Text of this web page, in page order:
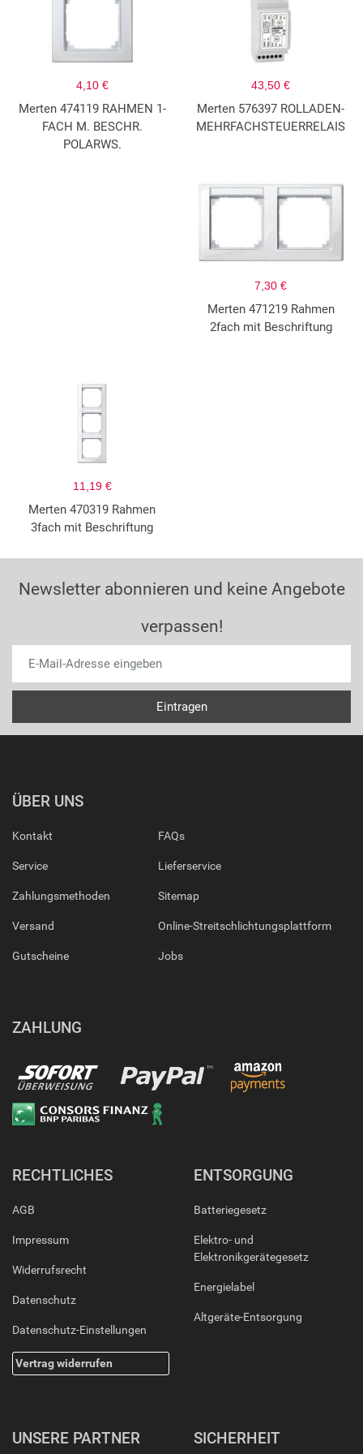
4,10 €
Merten 474119 RAHMEN 1-
FACH M. BESCHR.
POLARWS.
43,50 €
Merten 576397 ROLLADEN-
MEHRFACHSTEUERRELAIS
7,30 €
Merten 471219 Rahmen
2fach mit Beschriftung
11,19 €
Merten 470319 Rahmen
3fach mit Beschriftung
Newsletter abonnieren und keine Angebote
verpassen!
ÜBER UNS
Kontakt
Service
Zahlungsmethoden
Versand
Gutscheine
FAQs
Lieferservice
Sitemap
Online-Streitschlichtungsplattform
Jobs
ZAHLUNG
RECHTLICHES
AGB
Impressum
Widerrufsrecht
Datenschutz
Datenschutz-Einstellungen
Vertrag widerrufen
ENTSORGUNG
Batteriegesetz
Elektro- und
Elektronikgerätegesetz
Energielabel
Altgeräte-Entsorgung
UNSERE PARTNER SICHERHEIT